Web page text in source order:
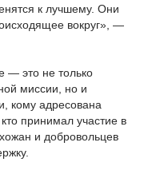
к лучшему. Они
вокруг», —
— это не только
миссии, но и
кому адресована
принимал участие в
и добровольцев